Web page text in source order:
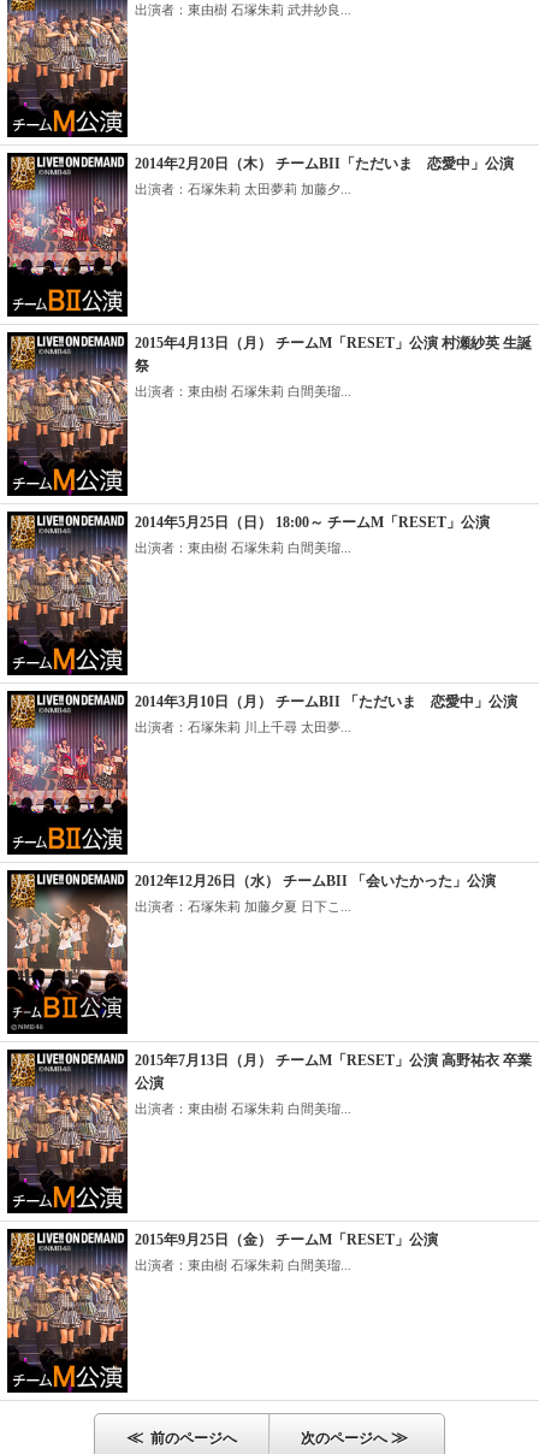
出演者：東由樹 石塚朱莉 武井紗良...
2014年2月20日（木） チームBII「ただいま 恋愛中」公演
出演者：石塚朱莉 太田夢莉 加藤夕...
2015年4月13日（月） チームM「RESET」公演 村瀬紗英 生誕
祭
出演者：東由樹 石塚朱莉 白間美瑠...
2014年5月25日（日） 18:00～ チームM「RESET」公演
出演者：東由樹 石塚朱莉 白間美瑠...
2014年3月10日（月） チームBII 「ただいま 恋愛中」公演
出演者：石塚朱莉 川上千尋 太田夢...
2012年12月26日（水） チームBII 「会いたかった」公演
出演者：石塚朱莉 加藤夕夏 日下こ...
2015年7月13日（月） チームM「RESET」公演 高野祐衣 卒業
公演
出演者：東由樹 石塚朱莉 白間美瑠...
2015年9月25日（金） チームM「RESET」公演
出演者：東由樹 石塚朱莉 白間美瑠...
≪ 前のページへ 次のページへ≫